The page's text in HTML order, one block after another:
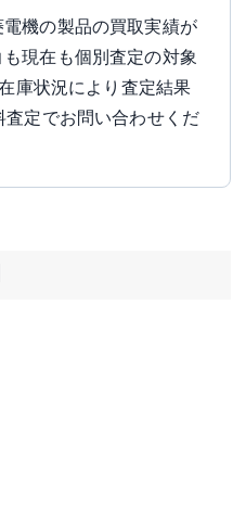
機の製品の買取実績が
も現在も個別査定の対象
在庫状況により査定結果
査定でお問い合わせくだ